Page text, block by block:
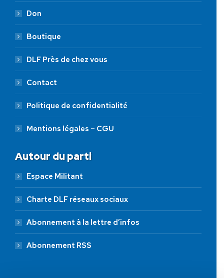
Don
Boutique
DLF Près de chez vous
Contact
Politique de confidentialité
Mentions légales – CGU
Autour du parti
Espace Militant
Charte DLF réseaux sociaux
Abonnement à la lettre d’infos
Abonnement RSS